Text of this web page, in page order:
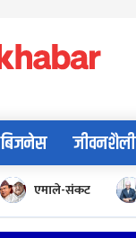
बिजनेस जीवनशैली
एमाले-संकट